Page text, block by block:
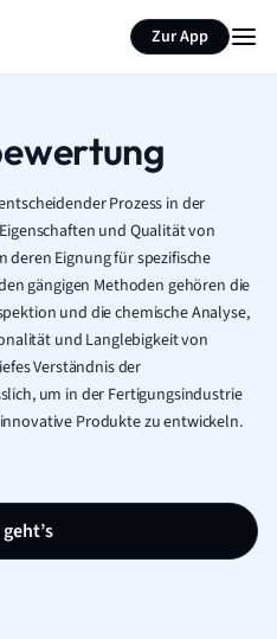
Zur App
Prozess in der
und Qualität von
Eignung für spezifische
gängigen Methoden gehören die
und die chemische Analyse,
und Langlebigkeit von
Verständnis der
um in der Fertigungsindustrie
Produkte zu entwickeln.